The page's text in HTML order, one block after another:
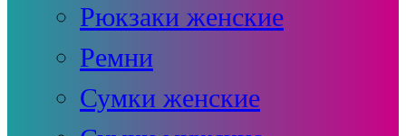
Рюкзаки женские
Ремни
Сумки женские